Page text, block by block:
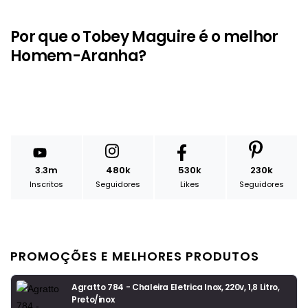
Por que o Tobey Maguire é o melhor
Homem-Aranha?
3.3m
Inscritos
480k
Seguidores
530k
Likes
230k
Seguidores
PROMOÇÕES E MELHORES PRODUTOS
Agratto 784 - Chaleira Eletrica Inox, 220v, 1,8 Litro,
Preto/inox